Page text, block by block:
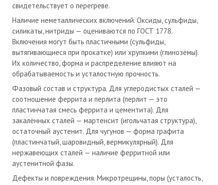
свидетельствует о перегреве.
Наличие неметаллических включений. Оксиды, сульфиды,
силикаты, нитриды — оцениваются по ГОСТ 1778.
Включения могут быть пластичными (сульфиды,
вытягивающиеся при прокатке) или хрупкими (глинозёмы).
Их количество, форма и распределение влияют на
обрабатываемость и усталостную прочность.
Фазовый состав и структура. Для углеродистых сталей —
соотношение феррита и перлита (перлит — это
пластинчатая смесь феррита и цементита). Для
закалённых сталей — мартенсит (игольчатая структура),
остаточный аустенит. Для чугунов — форма графита
(пластинчатый, шаровидный, вермикулярный). Для
нержавеющих сталей — наличие ферритной или
аустенитной фазы.
Дефекты и повреждения. Микротрещины, поры (усталость,